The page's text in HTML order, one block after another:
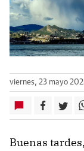
viernes, 23 mayo
Buenas